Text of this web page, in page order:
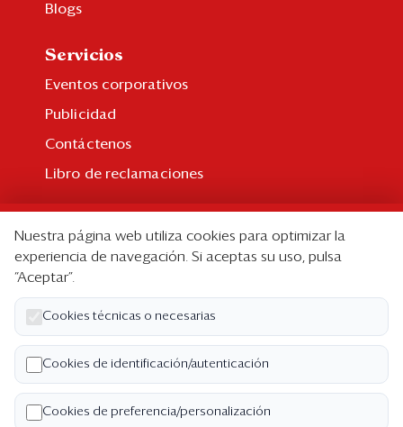
Blogs
Servicios
Eventos corporativos
Publicidad
Contáctenos
Libro de reclamaciones
Suscripción individual
Paquetes corporativos
Edición Impresa
Nosotros
Quiénes somos
Código de ética
Nuestra página web utiliza cookies para optimizar la
experiencia de navegación. Si aceptas su uso, pulsa
“Aceptar”.
Cookies técnicas o necesarias
Cookies de identificación/autenticación
Cookies de preferencia/personalización